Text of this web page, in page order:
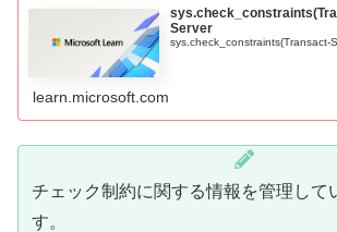
Server
sys.check_constraints(Transact-
learn.microsoft.com
チェック制約に関する情報を管理して
す。